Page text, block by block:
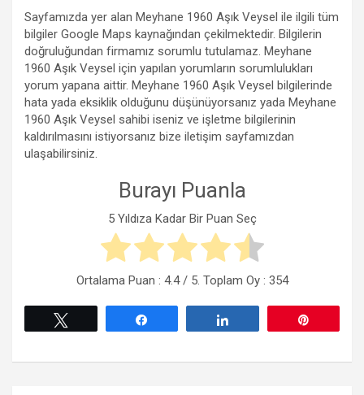
Sayfamızda yer alan Meyhane 1960 Aşık Veysel ile ilgili tüm
bilgiler Google Maps kaynağından çekilmektedir. Bilgilerin
doğruluğundan firmamız sorumlu tutulamaz. Meyhane
1960 Aşık Veysel için yapılan yorumların sorumlulukları
yorum yapana aittir. Meyhane 1960 Aşık Veysel bilgilerinde
hata yada eksiklik olduğunu düşünüyorsanız yada Meyhane
1960 Aşık Veysel sahibi iseniz ve işletme bilgilerinin
kaldırılmasını istiyorsanız bize iletişim sayfamızdan
ulaşabilirsiniz.
Burayı Puanla
5 Yıldıza Kadar Bir Puan Seç
Ortalama Puan : 4.4/ 5. Toplam Oy : 354